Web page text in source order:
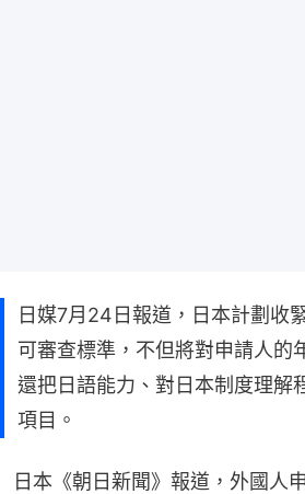
日媒7月24日報道，日本計劃收
可審查標準，不但將對申請人的
還把日語能力、對日本制度理解
項目。
日本《朝日新聞》報道，外國人